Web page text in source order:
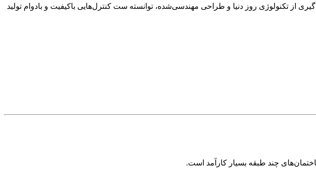
از تکنولوژی روز دنیا و طراحی مهندسی‌شده، توانسته ست کنترل‌هایی باکیفیت و بادوام تولید
چند طبقه بسیار کارآمد است.